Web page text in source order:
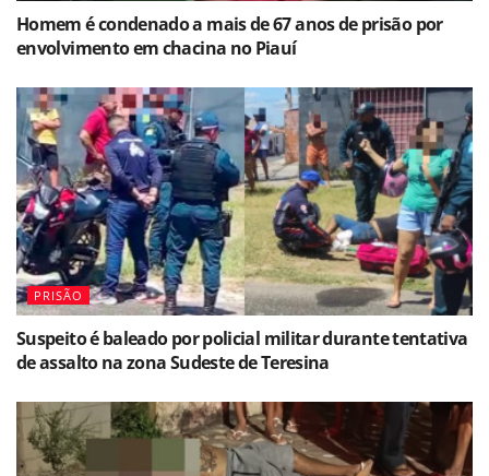
Homem é condenado a mais de 67 anos de prisão por
envolvimento em chacina no Piauí
PRISÃO
Suspeito é baleado por policial militar durante tentativa
de assalto na zona Sudeste de Teresina